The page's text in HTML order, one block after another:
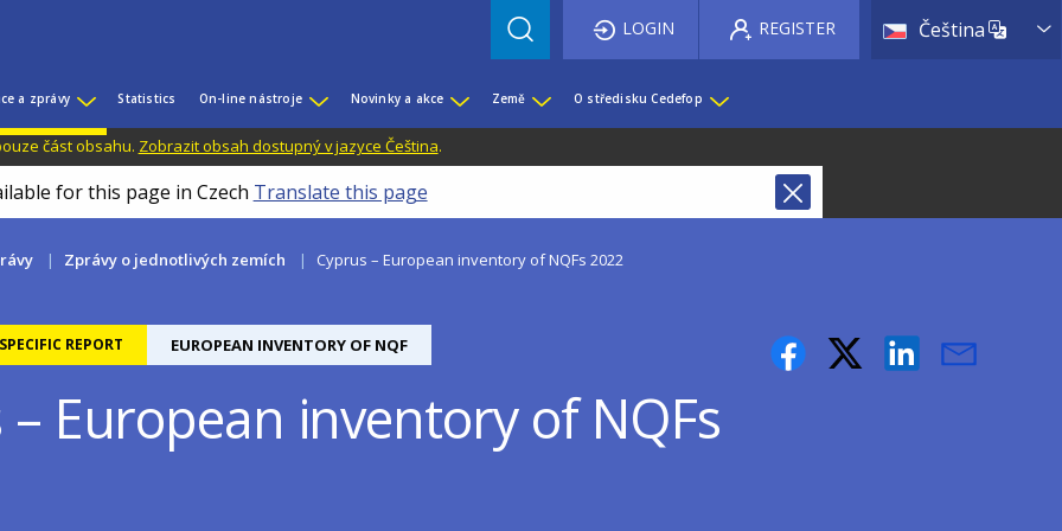
Čeština List
LOGIN REGISTER
a zprávy Statistics On-line nástroje Novinky a akce Země O středisku Cedefop
část obsahu. Zobrazit obsah dostupný v jazyce Čeština.
for this page in Czech Translate this page
Zprávy o jednotlivých zemích Cyprus – European inventory of NQFs 2022
REPORT EUROPEAN INVENTORY OF NQF
– European inventory of NQFs